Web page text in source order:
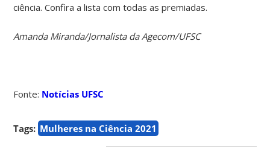
ciência. Confira a lista com todas as premiadas.
Amanda Miranda/Jornalista da Agecom/UFSC
Fonte: Notícias UFSC
Tags: Mulheres na Ciência 2021